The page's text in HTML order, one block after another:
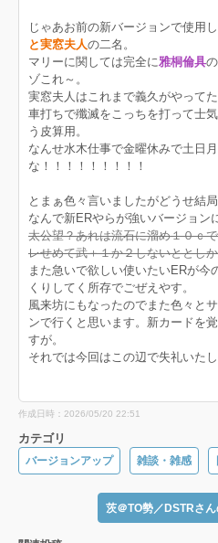
じゃあお前の新バージョンで使用
と実窓夫人の二名。
マリーに関しては完全に雅桐倫具
ゾこれ～。
実窓夫人はこれまで義久がやって
車打ちで殲滅をこっちを打って士
う皮算用。
なんせ水木仕事で金曜休みで土日
な！！！！！！！！！
とまぁ色々言いましたがどうせ結
なんで新ERやらが強いバージョン
太公望？あれは流石に溜め１０ｃ
レせめて武＋１か２しないととし
また急いで欲しい使いたいERが今
くりしてく所存でごぜえやす。
風来坊にもなったのでまた色々と
ンで行くと思います。新カードを
すが。
それでは今回はこの辺で失礼いたし
作成日時：2026/05/20 22:51
カテゴリ
バージョンアップ 雑談・雑感
茨＠TO勢／DSTRさ